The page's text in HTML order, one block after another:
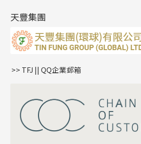
雙十字鏈系列
水波鏈系列
蛇骨鏈系列
鏈尾系列
嘴唇鏈系列
S車花鏈系列
珍珠鏈系列
坦克鏈系列
滿天星鏈系列
耳環扣系列
耳綫/耳鈎系列
耳環爪頭
耳環
字母吊墜
相盒吊墜
項鏈吊墜
生肖吊墜
星座吊墜
珠扣
天豐集團
>> TFJ || QQ企業郵箱